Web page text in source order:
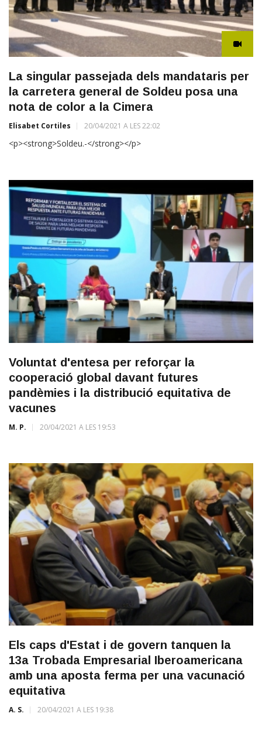
La singular passejada dels mandataris per
la carretera general de Soldeu posa una
nota de color a la Cimera
Elisabet Cortiles 20/04/2021 A LES 22:02
<p><strong>Soldeu.-</strong></p>
Voluntat d'entesa per reforçar la
cooperació global davant futures
pandèmies i la distribució equitativa de
vacunes
M. P. 20/04/2021 A LES 19:53
Els caps d'Estat i de govern tanquen la
13a Trobada Empresarial Iberoamericana
amb una aposta ferma per una vacunació
equitativa
A. S. 20/04/2021 A LES 19:38